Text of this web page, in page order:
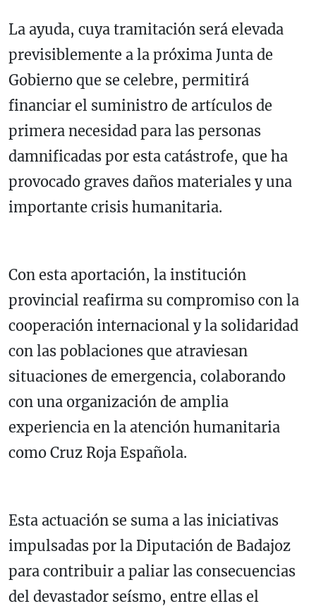
La ayuda, cuya tramitación será elevada
previsiblemente a la próxima Junta de
Gobierno que se celebre, permitirá
financiar el suministro de artículos de
primera necesidad para las personas
damnificadas por esta catástrofe, que ha
provocado graves daños materiales y una
importante crisis humanitaria.
Con esta aportación, la institución
provincial reafirma su compromiso con la
cooperación internacional y la solidaridad
con las poblaciones que atraviesan
situaciones de emergencia, colaborando
con una organización de amplia
experiencia en la atención humanitaria
como Cruz Roja Española.
Esta actuación se suma a las iniciativas
impulsadas por la Diputación de Badajoz
para contribuir a paliar las consecuencias
del devastador seísmo, entre ellas el